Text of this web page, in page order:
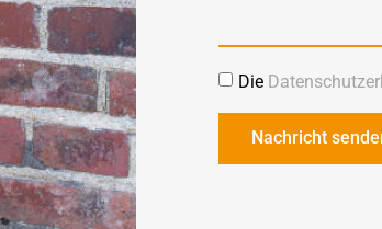
Die
Nachricht